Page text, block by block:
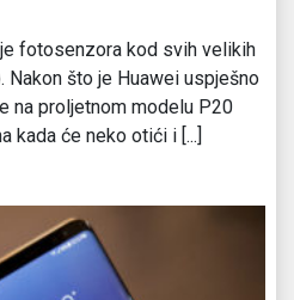
fotosenzora kod svih velikih
Nakon što je Huawei uspješno
na proljetnom modelu P20
kada će neko otići i [...]